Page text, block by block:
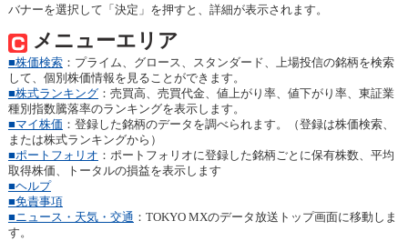
バナーを選択して「決定」を押すと、詳細が表示されます。
メニューエリア
■株価検索：プライム、グロース、スタンダード、上場投信の銘柄を検索
して、個別株価情報を見ることができます。
■株式ランキング：売買高、売買代金、値上がり率、値下がり率、東証業
種別指数騰落率のランキングを表示します。
■マイ株価 ：登録した銘柄のデータを調べられます。（登録は株価検索、
または株式ランキングから）
■ポートフォリオ ：ポートフォリオに登録した銘柄ごとに保有株数、平均
取得株価、トータルの損益を表示します
■ヘルプ
■免責事項
■ニュース・天気・交通 ：TOKYO MXのデータ放送トップ画面に移動しま
す。